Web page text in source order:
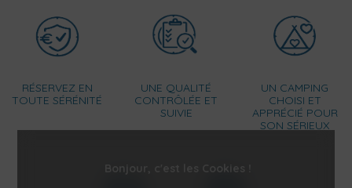
RÉSERVEZ EN
TOUTE SÉRÉNITÉ
UNE QUALITÉ
CONTRÔLÉE ET
SUIVIE
UN CAMPING
CHOISI ET
APPRÉCIÉ POUR
SON SÉRIEUX
Bonjour, c'est les Cookies !